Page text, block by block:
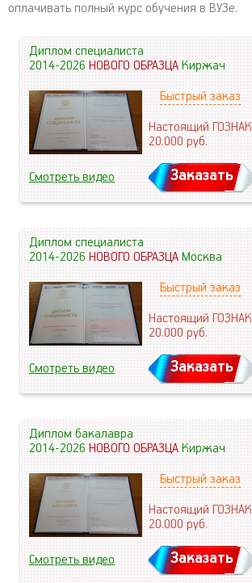
оплачивать полный курс обучения в ВУЗе.
Диплом специалиста
2014-2026НОВОГО ОБРАЗЦАКиржач
Быстрый заказ
Настоящий ГОЗНАК
20.000руб.
Смотреть видео Заказать
Диплом специалиста
2014-2026НОВОГО ОБРАЗЦАМосква
Быстрый заказ
Настоящий ГОЗНАК
20.000руб.
Смотреть видео Заказать
Диплом бакалавра
2014-2026НОВОГО ОБРАЗЦАКиржач
Быстрый заказ
Настоящий ГОЗНАК
20.000руб.
Смотреть видео Заказать